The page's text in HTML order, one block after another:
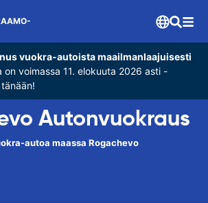
vuokra-autoista maailmanlaajuisesti
on voimassa 11. elokuuta 2026 asti -
Autonvuokraus
autoa maassa Rogachevo